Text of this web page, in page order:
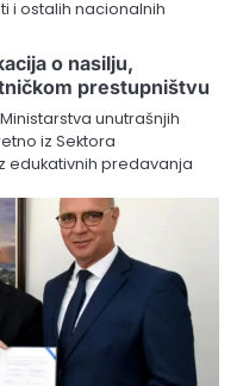
i ostalih nacionalnih
o nasilju,
prestupništvu
unutrašnjih
iz Sektora
edukativnih predavanja